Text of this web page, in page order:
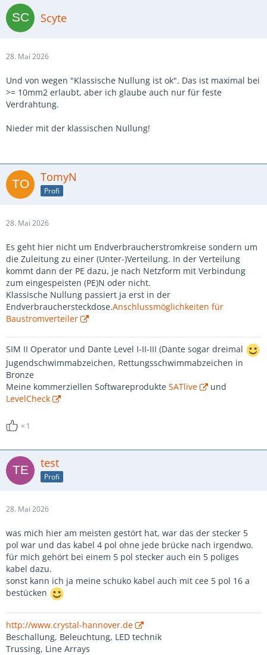
Scyte
28. Mai 2026
Und von wegen "Klassische Nullung ist ok". Das ist maximal bei
>= 10mm2 erlaubt, aber ich glaube auch nur für feste
Verdrahtung.
Nieder mit der klassischen Nullung!
TomyN
Profi
28. Mai 2026
Es geht hier nicht um Endverbraucherstromkreise sondern um
die Zuleitung zu einer (Unter-)Verteilung. In der Verteilung
kommt dann der PE dazu, je nach Netzform mit Verbindung
zum eingespeisten (PE)N oder nicht.
Klassische Nullung passiert ja erst in der
Endverbrauchersteckdose.Anschlussmöglichkeiten für
Baustromverteiler
SIM II Operator und Dante Level I-II-III (Dante sogar dreimal
Jugendschwimmabzeichen, Rettungsschwimmabzeichen in
Bronze
Meine kommerziellen Softwareprodukte SATlive
und
LevelCheck
1
test
Profi
28. Mai 2026
was mich hier am meisten gestört hat, war das der stecker 5
pol war und das kabel 4 pol ohne jede brücke nach irgendwo.
für mich gehört bei einem 5 pol stecker auch ein 5 poliges
kabel dazu.
sonst kann ich ja meine schuko kabel auch mit cee 5 pol 16 a
bestücken
http://www.crystal-hannover.de
Beschallung, Beleuchtung, LED technik
Trussing, Line Arrays